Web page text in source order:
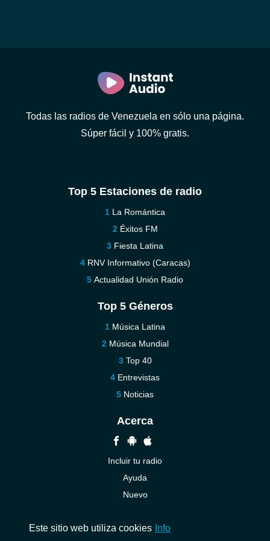
Todas las radios de Venezuela en sólo una página.
Súper fácil y 100% gratis.
Top 5 Estaciones de radio
La Romántica
Éxitos FM
Fiesta Latina
RNV Informativo (Caracas)
Actualidad Unión Radio
Top 5 Géneros
Música Latina
Música Mundial
Top 40
Entrevistas
Noticias
Acerca
Incluir tu radio
Ayuda
Nuevo
Este sitio web utiliza cookies Info